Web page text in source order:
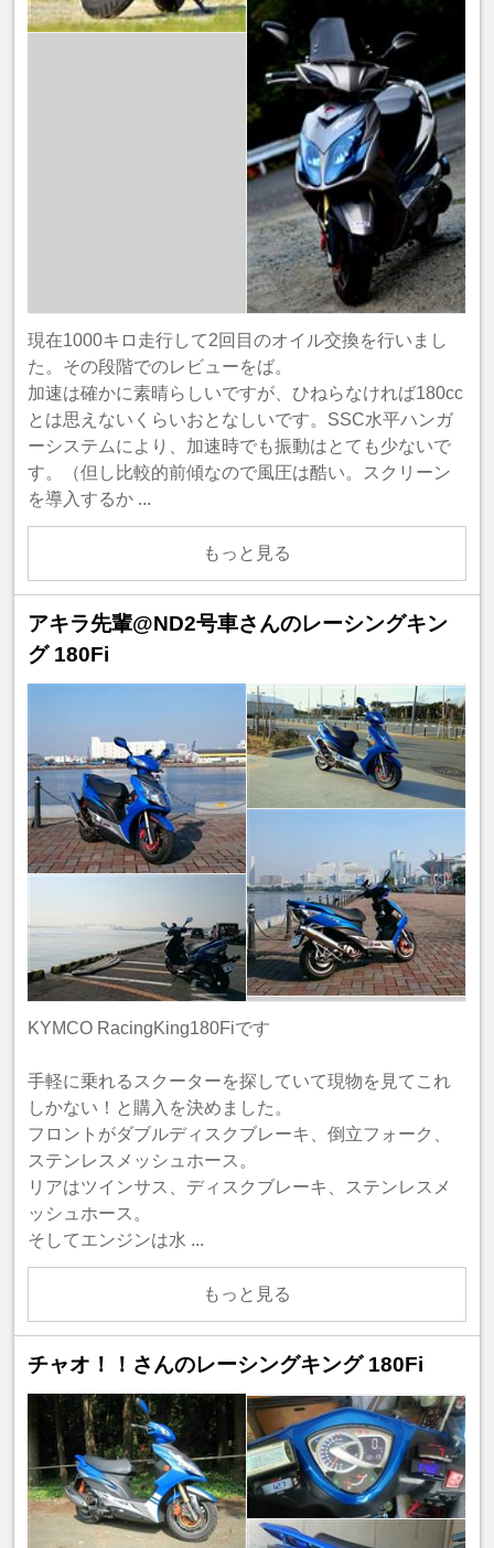
現在1000キロ走行して2回目のオイル交換を行いまし
た。その段階でのレビューをば。
加速は確かに素晴らしいですが、ひねらなければ180cc
とは思えないくらいおとなしいです。SSC水平ハンガ
ーシステムにより、加速時でも振動はとても少ないで
す。（但し比較的前傾なので風圧は酷い。スクリーン
を導入するか ...
もっと見る
アキラ先輩@ND2号車さんのレーシングキン
グ 180Fi
KYMCO RacingKing180Fiです
手軽に乗れるスクーターを探していて現物を見てこれ
しかない！と購入を決めました。
フロントがダブルディスクブレーキ、倒立フォーク、
ステンレスメッシュホース。
リアはツインサス、ディスクブレーキ、ステンレスメ
ッシュホース。
そしてエンジンは水 ...
もっと見る
チャオ！！さんのレーシングキング 180Fi